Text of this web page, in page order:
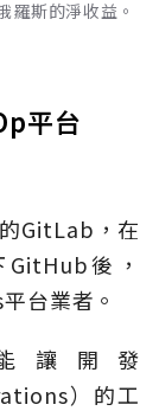
斯的淨收益。
平台
GitLab，在
後，
台業者。
讓開發
）的工